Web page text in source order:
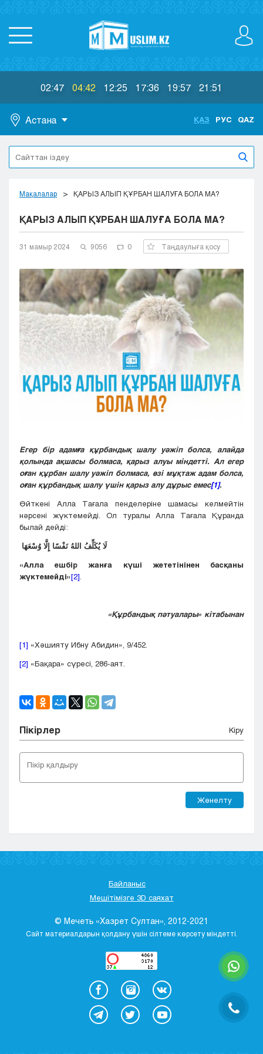
02:47 04:42 12:25 17:36 19:57 21:51
Астана
Астана
Алматы
Актобе
Жезказган
Караганда
Кокшетау
Кызылорда
Павлодар
Петропавловск
Семей
Талдыкорган
Тараз
Туркестан
Уральск
Усть-Каменогорск
ҚАЗ РУС QAZ
Мақалалар ҚАРЫЗ АЛЫП ҚҰРБАН ШАЛУҒА БОЛА МА?
ҚАРЫЗ АЛЫП ҚҰРБАН ШАЛУҒА БОЛА МА?
31 мамыр 2024 9056 0 Таңдаулыға қосу
Егер бір адамға құрбандық шалу уәжіп болса, алайда
қолында ақшасы болмаса, қарыз алуы міндетті. Ал егер
оған құрбан шалу уәжіп болмаса, өзі мұқтаж адам болса,
оған құрбандық шалу үшін қарыз алу дұрыс емес[1].
Өйткені Алла Тағала пенделеріне шамасы келмейтін
нәрсені жүктемейді. Ол туралы Алла Тағала Құранда
былай дейді:
لَا يُكَلِّفُ اللهُ نَفْسًا إِلَّا وُسْعَهَا
«Алла ешбір жанға күші жететінінен басқаны
жүктемейді»[2]
«Құрбандық пәтуалары» кітабынан
[1] «Хәшияту Ибну Абидин», 9/452.
[2] «Бақара» сүресі, 286-аят.
Пікірлер Кіру
Жөнелту
Байланыс
Мешітімізге 3D саяхат
© Мечеть «Хазрет Султан», 2012-2021
Сайт материалдарын қолдану үшін сілтеме көрсету міндетті.